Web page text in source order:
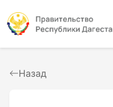
Назад